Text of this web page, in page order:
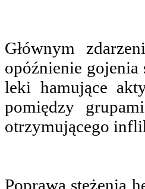
Głównym
opóźnienie
leki hamujące
pomiędzy
otrzymującego
Poprawa stężenia